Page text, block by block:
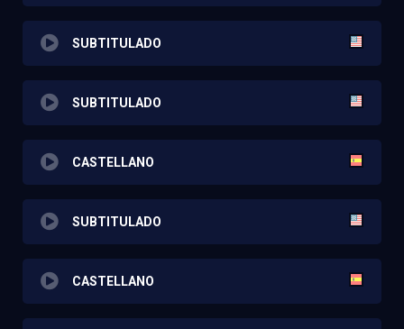
SUBTITULADO
SUBTITULADO
CASTELLANO
SUBTITULADO
CASTELLANO